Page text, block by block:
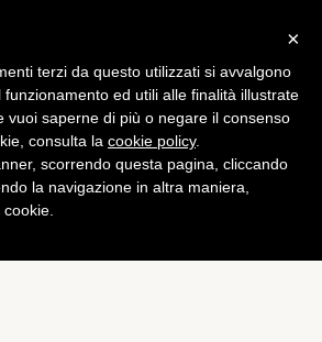
per Windows
testarlo
×
terzi da questo utilizzati si avvalgono
ed utili alle finalità illustrate
vuoi saperne di più o negare il consenso
consulta la cookie policy.
scorrendo questa pagina, cliccando
la navigazione in altra maniera,
cookie.